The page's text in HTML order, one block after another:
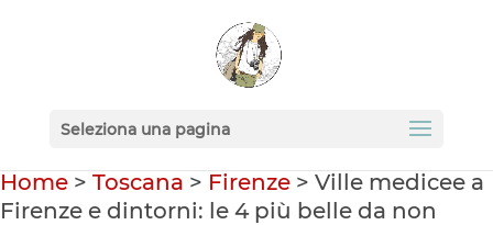
Seleziona una pagina
Home > Toscana > Firenze > Ville medicee a
Firenze e dintorni: le 4 più belle da non